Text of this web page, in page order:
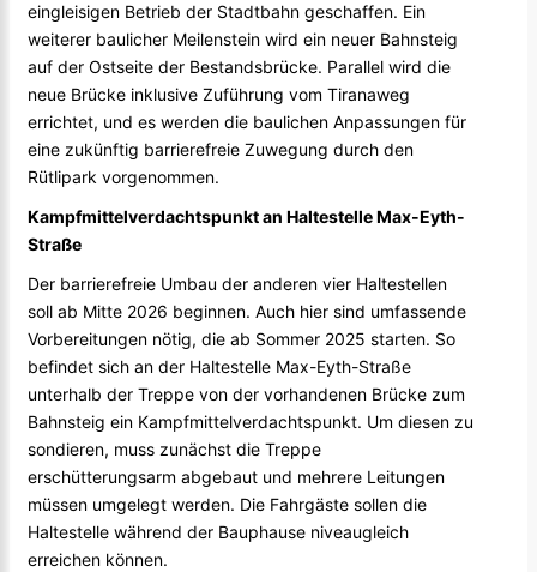
eingleisigen Betrieb der Stadtbahn geschaffen. Ein
weiterer baulicher Meilenstein wird ein neuer Bahnsteig
auf der Ostseite der Bestandsbrücke. Parallel wird die
neue Brücke inklusive Zuführung vom Tiranaweg
errichtet, und es werden die baulichen Anpassungen für
eine zukünftig barrierefreie Zuwegung durch den
Rütlipark vorgenommen.
Kampfmittelverdachtspunkt an Haltestelle Max-Eyth-
Straße
Der barrierefreie Umbau der anderen vier Haltestellen
soll ab Mitte 2026 beginnen. Auch hier sind umfassende
Vorbereitungen nötig, die ab Sommer 2025 starten. So
befindet sich an der Haltestelle Max-Eyth-Straße
unterhalb der Treppe von der vorhandenen Brücke zum
Bahnsteig ein Kampfmittelverdachtspunkt. Um diesen zu
sondieren, muss zunächst die Treppe
erschütterungsarm abgebaut und mehrere Leitungen
müssen umgelegt werden. Die Fahrgäste sollen die
Haltestelle während der Bauphause niveaugleich
erreichen können.